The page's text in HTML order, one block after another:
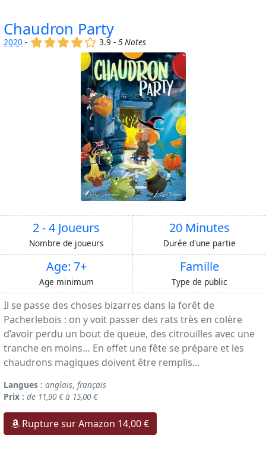
Chaudron Party
2020 - (x) (x) (x) (x) ()
3.9 -5 Notes
2 - 4 Joueurs
Nombre de joueurs
20 Minutes
Durée d'une partie
Age: 7+
Age minimum
Famille
Type de public
Il se passe des choses bizarres dans la forêt de
Pacherlebois : on y voit passer des rats très en colère
d’avoir perdu un bout de queue, des citrouilles avec une
tranche en moins… En effet une fête se prépare et les
chaudrons magiques doivent être remplis...
Langues : anglais, français
Prix : de 11,90 € à 15,00 €
Rupture sur Amazon 14,00 €